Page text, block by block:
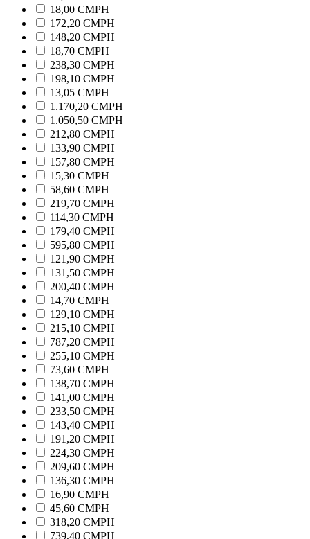
18,00 CMPH
172,20 CMPH
148,20 CMPH
18,70 CMPH
238,30 CMPH
198,10 CMPH
13,05 CMPH
1.170,20 CMPH
1.050,50 CMPH
212,80 CMPH
133,90 CMPH
157,80 CMPH
15,30 CMPH
58,60 CMPH
219,70 CMPH
114,30 CMPH
179,40 CMPH
595,80 CMPH
121,90 CMPH
131,50 CMPH
200,40 CMPH
14,70 CMPH
129,10 CMPH
215,10 CMPH
787,20 CMPH
255,10 CMPH
73,60 CMPH
138,70 CMPH
141,00 CMPH
233,50 CMPH
143,40 CMPH
191,20 CMPH
224,30 CMPH
209,60 CMPH
136,30 CMPH
16,90 CMPH
45,60 CMPH
318,20 CMPH
739,40 CMPH